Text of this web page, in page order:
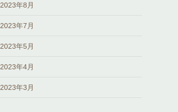
2023年8月
2023年7月
2023年5月
2023年4月
2023年3月